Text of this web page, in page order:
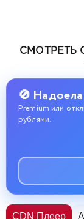
СМОТРЕТЬ
🚫
Premium или
рублями.
CDN Плеер